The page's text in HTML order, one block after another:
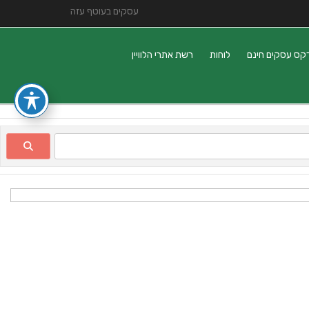
עסקים בעוטף עזה
עסקים חינם לוחות רשת אתרי הלוויין